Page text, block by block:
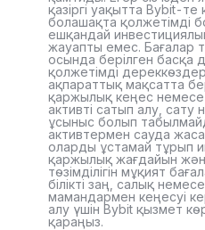
қазіргі уақытта Bybit-
болашақта қолжетімді
ешқандай
жауапты емес. Бағалар
осында берілген басқа
қолжетімді
ақпараттық мақсатта
қаржылық кеңес немесе
активті сатып алу, сату
ұсыныс болып
активтермен сауда
оларды ұстамай тұрып
қаржылық жағдайын
төзімділігін мұқият
білікті заң, салық
мамандармен кеңесуі
алу үшін Bybit қызмет
қараңыз.